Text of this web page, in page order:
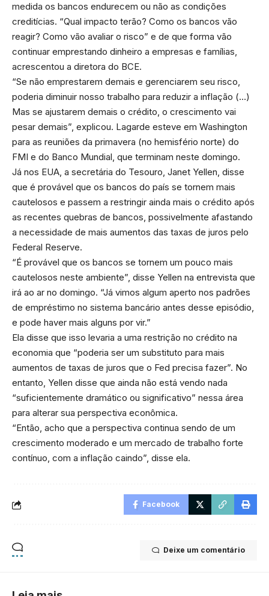
medida os bancos endurecem ou não as condições
creditícias. “Qual impacto terão? Como os bancos vão
reagir? Como vão avaliar o risco” e de que forma vão
continuar emprestando dinheiro a empresas e famílias,
acrescentou a diretora do BCE.
“Se não emprestarem demais e gerenciarem seu risco,
poderia diminuir nosso trabalho para reduzir a inflação (…)
Mas se ajustarem demais o crédito, o crescimento vai
pesar demais”, explicou. Lagarde esteve em Washington
para as reuniões da primavera (no hemisfério norte) do
FMI e do Banco Mundial, que terminam neste domingo.
Já nos EUA, a secretária do Tesouro, Janet Yellen, disse
que é provável que os bancos do país se tornem mais
cautelosos e passem a restringir ainda mais o crédito após
as recentes quebras de bancos, possivelmente afastando
a necessidade de mais aumentos das taxas de juros pelo
Federal Reserve.
“É provável que os bancos se tornem um pouco mais
cautelosos neste ambiente”, disse Yellen na entrevista que
irá ao ar no domingo. “Já vimos algum aperto nos padrões
de empréstimo no sistema bancário antes desse episódio,
e pode haver mais alguns por vir.”
Ela disse que isso levaria a uma restrição no crédito na
economia que “poderia ser um substituto para mais
aumentos de taxas de juros que o Fed precisa fazer”. No
entanto, Yellen disse que ainda não está vendo nada
“suficientemente dramático ou significativo” nessa área
para alterar sua perspectiva econômica.
“Então, acho que a perspectiva continua sendo de um
crescimento moderado e um mercado de trabalho forte
contínuo, com a inflação caindo”, disse ela.
Facebook
Deixe um comentário